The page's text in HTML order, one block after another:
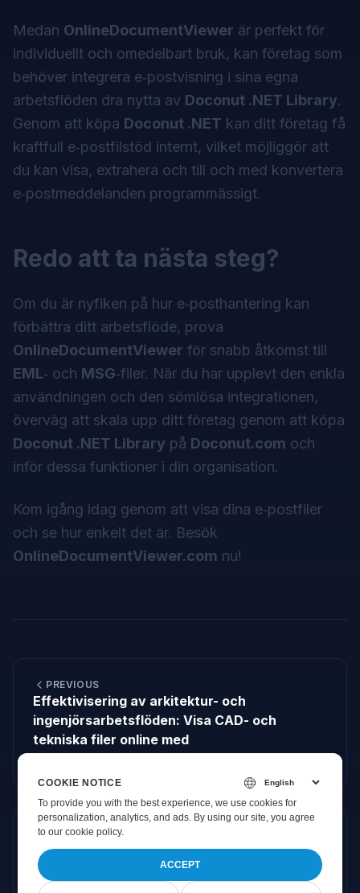
Medan OnlineDocumentViewer är perfekt för
individuellt och omedelbart bruk, kan företag som
behöver integrera e‑postvisning i sina egna
arbetsflöden dra nytta av Doconut .NET Library.
Genom att köpa Doconut .NET kan ditt företag få
kraftfull e‑postfilstöd internt, vilket möjliggör att
du kan visa, extrahera och till och med konvertera
e‑postmeddelanden programmässigt.
Redo att ta nästa steg?
Om du är nyfiken på hur e‑posthantering kan
förbättra ditt arbetsflöde, prova
OnlineDocumentViewer för snabb åtkomst till
EML‑ och MSG‑filer. När du har upplevt den enkla
användningen och den sömlösa integrationen,
överväg att skala upp ditt företag genom att köpa
Doconut .NET Library på Doconut.com och
inför dessa funktioner i din organisation.
Kom igång idag genom att visa dina e‑postfiler
och se hur enkelt det är. Besök
OnlineDocumentViewer.com nu!
PREVIOUS
Effektivisering av arkitektur- och
ingenjörsarbetsflöden: Visa CAD- och
tekniska filer online med
Visa PSD-filer enkelt online med
OnlineDocumentViewer.com
COOKIE NOTICE
To provide you with the best experience, we use cookies for
personalization, analytics, and ads. By using our site, you agree
toour cookie policy.
ACCEPT